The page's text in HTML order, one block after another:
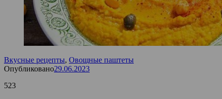
Вкусные рецепты, Овощные паштеты
Опубликовано29.06.2023
523